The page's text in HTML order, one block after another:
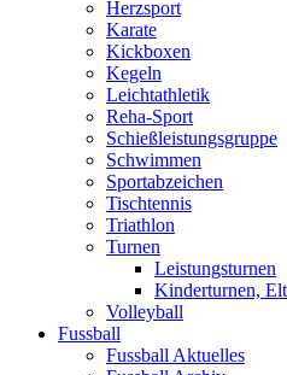
Herzsport
Karate
Kickboxen
Kegeln
Leichtathletik
Reha-Sport
Schießleistungsgruppe
Schwimmen
Sportabzeichen
Tischtennis
Triathlon
Turnen
Leistungsturnen
Kinderturnen,
Volleyball
Fussball
Fussball Aktuelles